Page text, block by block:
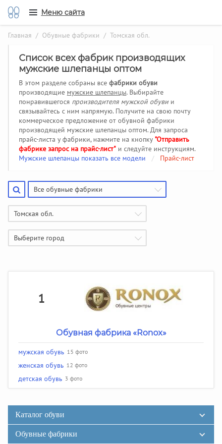
Меню сайта
Главная / Обувные фабрики / Томская обл.
Список всех фабрик производящих
мужские шлепанцы оптом
В этом разделе собраны все фабрики обуви
производящие мужские шлепанцы. Выбирайте
понравившегося производителя мужской обувии
связывайтесь с ним напрямую. Получите на свою почту
коммерческое предложение от обувной фабрики
производящей мужские шлепанцы оптом. Для запроса
прайс-листа у фабрики, нажмите на кнопку "Отправить
фабрике запрос на прайс-лист" и следуйте инструкциям.
Мужские шлепанцы показать все модели
/ Прайс-лист
Все обувные фабрики
Томская обл.
Выберите город
1
Обувная фабрика «Ronox»
мужская обувь 15 фото
женская обувь 12 фото
детская обувь 3 фото
Каталог обуви
Обувные фабрики